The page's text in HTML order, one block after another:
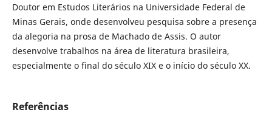
Doutor em Estudos Literários na Universidade Federal de
Minas Gerais, onde desenvolveu pesquisa sobre a presença
da alegoria na prosa de Machado de Assis. O autor
desenvolve trabalhos na área de literatura brasileira,
especialmente o final do século XIX e o início do século XX.
Referências